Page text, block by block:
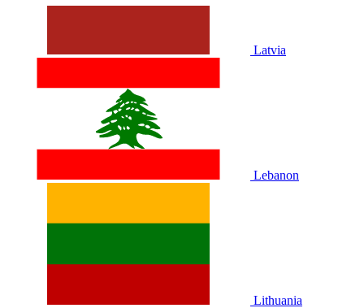
Latvia
Lebanon
Lithuania